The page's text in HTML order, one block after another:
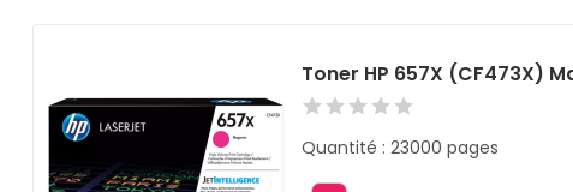
Toner HP 657X (CF473X)
Quantité : 23000 pages